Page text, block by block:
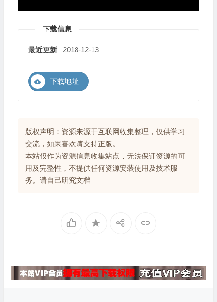
下载信息
最近更新 2018-12-13
下载地址
版权声明：资源来源于互联网收集整理，仅供学习
交流，如果喜欢请支持正版。
本站仅作为资源信息收集站点，无法保证资源的可
用及完整性，不提供任何资源安装使用及技术服
务。请自己研究文档